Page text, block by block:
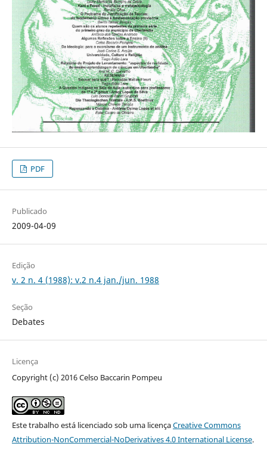
PDF
Publicado
2009-04-09
Edição
v. 2 n. 4 (1988): v.2 n.4 jan./jun. 1988
Seção
Debates
Licença
Copyright (c) 2016 Celso Baccarin Pompeu
Este trabalho está licenciado sob uma licençaCreative Commons
Attribution-NonCommercial-NoDerivatives 4.0 International License.